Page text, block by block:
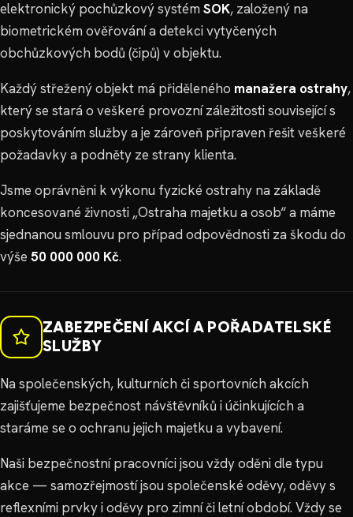
elektronický pochůzkový systém SOK, založený na
biometrickém ověřování a detekci vytyčených
obchůzkových bodů (čipů) v objektu.
Každý střežený objekt má přiděleného manažera ostrahy,
který se stará o veškeré provozní záležitosti související s
poskytováním služby a je zároveň připraven řešit veškeré
požadavky a podněty ze strany klienta.
Jsme oprávněni k výkonu fyzické ostrahy na základě
koncesované živnosti „Ostraha majetku a osob“ a máme
sjednanou smlouvu pro případ odpovědnosti za škodu do
výše 50 000 000 Kč.
ZABEZPEČENÍ AKCÍ A POŘADATELSKÉ
SLUŽBY
Na společenských, kulturních či sportovních akcích
zajišťujeme bezpečnost návštěvníků i účinkujících a
staráme se o ochranu jejich majetku a vybavení.
Naši bezpečnostní pracovníci jsou vždy oděni dle typu
akce — samozřejmostí jsou společenské oděvy, oděvy s
reflexními prvky i oděvy pro zimní či letní období. Vždy se